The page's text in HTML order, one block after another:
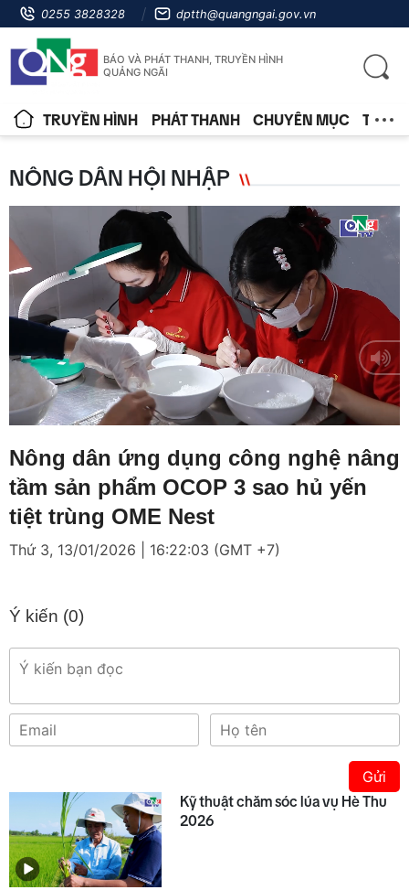
0255 3828328 dptth@quangngai.gov.vn
BÁO VÀ PHÁT THANH, TRUYỀN HÌNH
QUẢNG NGÃI
TRUYỀN HÌNH PHÁT THANH CHUYÊN MỤC TIN
NÔNG DÂN HỘI NHẬP
Mute Loaded:
4.21%
Nông dân ứng dụng công nghệ nâng
tầm sản phẩm OCOP 3 sao hủ yến
tiệt trùng OME Nest
Thứ 3, 13/01/2026 | 16:22:03 (GMT +7)
Ý kiến (0)
Gửi
Kỹ thuật chăm sóc lúa vụ Hè Thu
2026